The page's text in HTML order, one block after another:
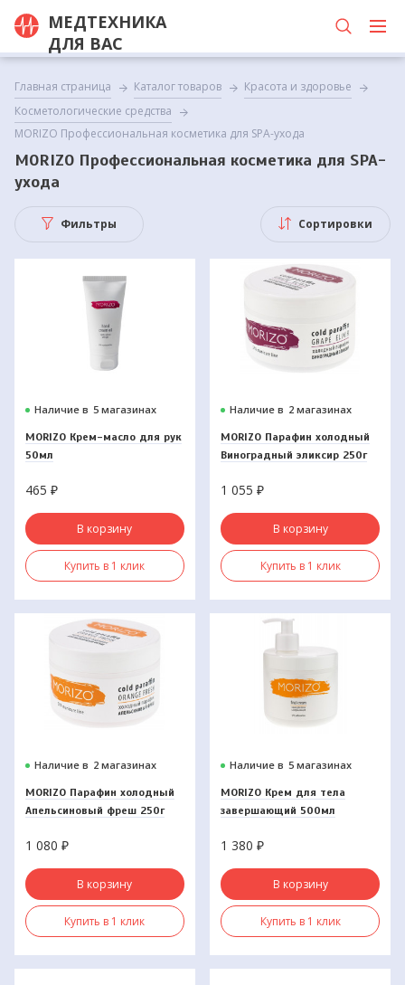
МЕДТЕХНИКА
ДЛЯ ВАС
Главная страница Каталог товаров
Красота и здоровье
Косметологические средства
MORIZO Профессиональная косметика для SPA-ухода
MORIZO Профессиональная косметика для SPA-
ухода
Фильтры Сортировки
Наличие в 5 магазинах
MORIZO Крем-масло для рук
50мл
465 ₽
В корзину
Купить в 1 клик
Наличие в 2 магазинах
MORIZO Парафин холодный
Виноградный эликсир 250г
1 055₽
В корзину
Купить в 1 клик
Наличие в 2 магазинах
MORIZO Парафин холодный
Апельсиновый фреш 250г
1 080 ₽
В корзину
Купить в 1 клик
Наличие в 5 магазинах
MORIZO Крем для тела
завершающий 500мл
1 380₽
В корзину
Купить в 1 клик